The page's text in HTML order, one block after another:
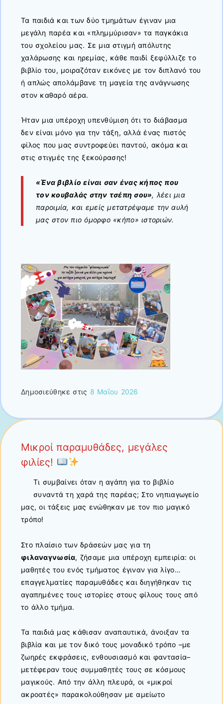
Τα παιδιά και των δύο τμημάτων έγιναν μια
μεγάλη παρέα και «πλημμύρισαν» τα παγκάκια
του σχολείου μας. Σε μια στιγμή απόλυτης
χαλάρωσης και ηρεμίας, κάθε παιδί ξεφύλλιζε το
βιβλίο του, μοιραζόταν εικόνες με τον διπλανό του
ή απλώς απολάμβανε τη μαγεία της ανάγνωσης
στον καθαρό αέρα.
Ήταν μια υπέροχη υπενθύμιση ότι το διάβασμα
δεν είναι μόνο για την τάξη, αλλά ένας πιστός
φίλος που μας συντροφεύει παντού, ακόμα και
στις στιγμές της ξεκούρασης!
«Ένα βιβλίο είναι σαν ένας κήπος που
τον κουβαλάς στην τσέπη σου», λέει μια
παροιμία, και εμείς μετατρέψαμε την αυλή
μας στον πιο όμορφο «κήπο» ιστοριών.
Δημοσιεύθηκε στις 8 Μαΐου 2026
Μικροί παραμυθάδες, μεγάλες
φιλίες!
Τι συμβαίνει όταν η αγάπη για το βιβλίο
συναντά τη χαρά της παρέας; Στο νηπιαγωγείο
μας, οι τάξεις μας ενώθηκαν με τον πιο μαγικό
τρόπο!
Στο πλαίσιο των δράσεών μας για τη
φιλαναγνωσία, ζήσαμε μια υπέροχη εμπειρία: οι
μαθητές του ενός τμήματος έγιναν για λίγο…
επαγγελματίες παραμυθάδες και διηγήθηκαν τις
αγαπημένες τους ιστορίες στους φίλους τους από
το άλλο τμήμα.
Τα παιδιά μας κάθισαν αναπαυτικά, άνοιξαν τα
βιβλία και με τον δικό τους μοναδικό τρόπο –με
ζωηρές εκφράσεις, ενθουσιασμό και φαντασία–
μετέφεραν τους συμμαθητές τους σε κόσμους
μαγικούς. Από την άλλη πλευρά, οι «μικροί
ακροατές» παρακολούθησαν με αμείωτο